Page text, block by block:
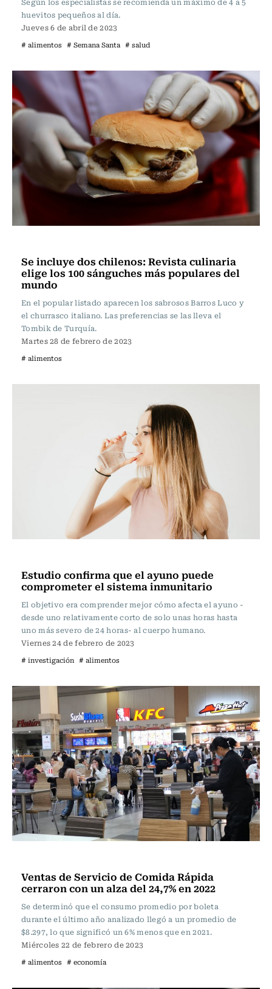
huevitos pequeños al día.
Jueves 6 de abril de 2023
# alimentos # Semana Santa # salud
Se incluye dos chilenos: Revista culinaria
elige los 100 sánguches más populares del
mundo
En el popular listado aparecen los sabrosos Barros Luco y
el churrasco italiano. Las preferencias se las lleva el
Tombik de Turquía.
Martes 28 de febrero de 2023
# alimentos
Estudio confirma que el ayuno puede
comprometer el sistema inmunitario
El objetivo era comprender mejor cómo afecta el ayuno -
desde uno relativamente corto de solo unas horas hasta
uno más severo de 24 horas- al cuerpo humano.
Viernes 24 de febrero de 2023
# investigación # alimentos
Ventas de Servicio de Comida Rápida
cerraron con un alza del 24,7% en 2022
Se determinó que el consumo promedio por boleta
durante el último año analizado llegó a un promedio de
$8.297, lo que significó un 6% menos que en 2021.
Miércoles 22 de febrero de 2023
# alimentos # economía